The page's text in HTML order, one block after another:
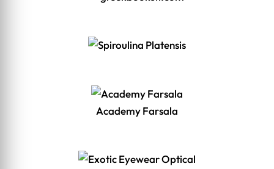
Academy Farsala